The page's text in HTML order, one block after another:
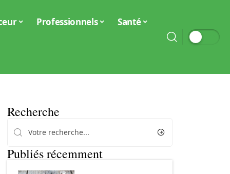
Professionnels Santé
Recherche
Publiés récemment